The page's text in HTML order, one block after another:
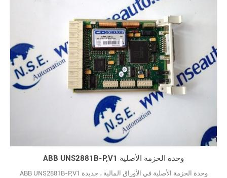
ABB UNS2881B-P,V1 وحدة الحزمة الأصلية
ABB UNS2881B-P,V1 وحدة الحزمة الأصلية في الأوراق المالية ، جديدة